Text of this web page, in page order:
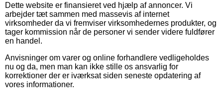
Dette website er finansieret ved hjælp af annoncer. Vi
arbejder tæt sammen med massevis af internet
virksomheder da vi fremviser virksomhedernes produkter, og
tager kommission når de personer vi sender videre fuldfører
en handel.
Anvisninger om varer og online forhandlere vedligeholdes
nu og da, men man kan ikke stille os ansvarlig for
korrektioner der er iværksat siden seneste opdatering af
vores informationer.